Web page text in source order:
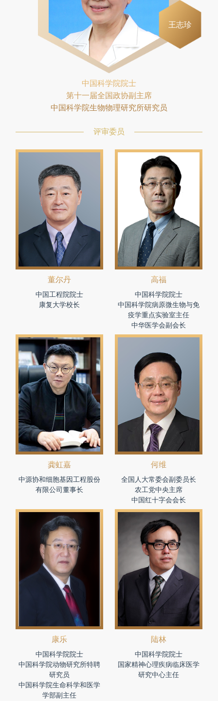
王志珍
中国科学院院士
第十一届全国政协副主席
中国科学院生物物理研究所研究员
评审委员
董尔丹
中国工程院院士
康复大学校长
高福
中国科学院院士
中国科学院病原微生物与免
疫学重点实验室主任
中华医学会副会长
龚虹嘉
中源协和细胞基因工程股份
有限公司董事长
何维
全国人大常委会副委员长
农工党中央主席
中国红十字会会长
康乐
中国科学院院士
中国科学院动物研究所特聘
研究员
中国科学院生命科学和医学
学部副主任
陆林
中国科学院院士
国家精神心理疾病临床医学
研究中心主任